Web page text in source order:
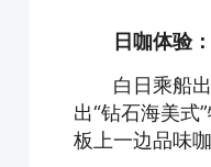
日咖体验
白日乘船出
出“钻石海美式
板上一边品味